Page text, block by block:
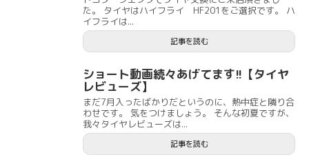
た。 タイヤはハイフライ HF201をご選択です。 ハ
イフライは...
記事を読む
ショート動画続々あげてます!!【タイヤ
レビューズ】
まだ7月入ったばかりだというのに、熱中症と隣り合
わせです。 気をつけましょう。 そんな初夏ですが、
我々タイヤレビューズは...
記事を読む